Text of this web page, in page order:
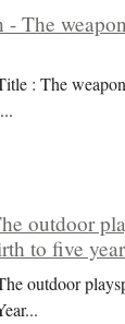
- The
: The
...
outdoor
to five
outdoor
...